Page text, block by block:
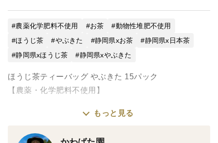
農薬化学肥料不使用 お茶
動物性堆肥不使用
ほうじ茶
やぶきた 静岡県xお茶
静岡県x日本茶
静岡県xほうじ茶
静岡県xやぶきた
ほうじ茶ティーバッグ やぶきた 15パック
【農薬・化学肥料不使用】
もっと見る